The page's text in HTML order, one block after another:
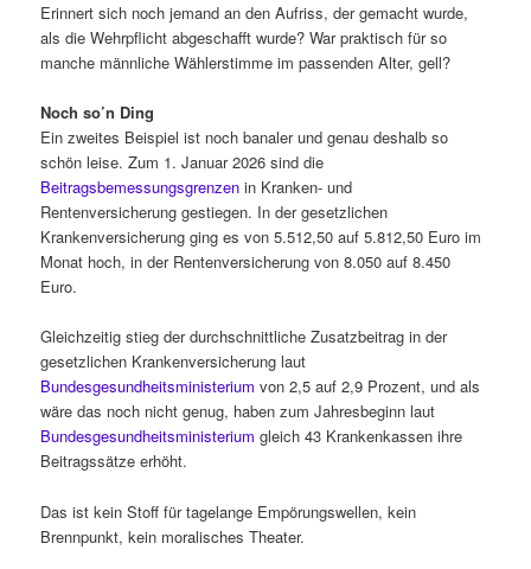
Erinnert sich noch jemand an den Aufriss, der gemacht wurde,
als die Wehrpflicht abgeschafft wurde? War praktisch für so
manche männliche Wählerstimme im passenden Alter, gell?
Noch so’n Ding
Ein zweites Beispiel ist noch banaler und genau deshalb so
schön leise. Zum 1. Januar 2026 sind die
Beitragsbemessungsgrenzen in Kranken- und
Rentenversicherung gestiegen. In der gesetzlichen
Krankenversicherung ging es von 5.512,50 auf 5.812,50 Euro im
Monat hoch, in der Rentenversicherung von 8.050 auf 8.450
Euro.
Gleichzeitig stieg der durchschnittliche Zusatzbeitrag in der
gesetzlichen Krankenversicherung laut
Bundesgesundheitsministerium von 2,5 auf 2,9 Prozent, und als
wäre das noch nicht genug, haben zum Jahresbeginn laut
Bundesgesundheitsministerium gleich 43 Krankenkassen ihre
Beitragssätze erhöht.
Das ist kein Stoff für tagelange Empörungswellen, kein
Brennpunkt, kein moralisches Theater.